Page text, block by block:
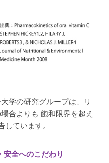
学の研究グループは、リ
合よりも 飽和限界を超え
しています。
安全へのこだわり